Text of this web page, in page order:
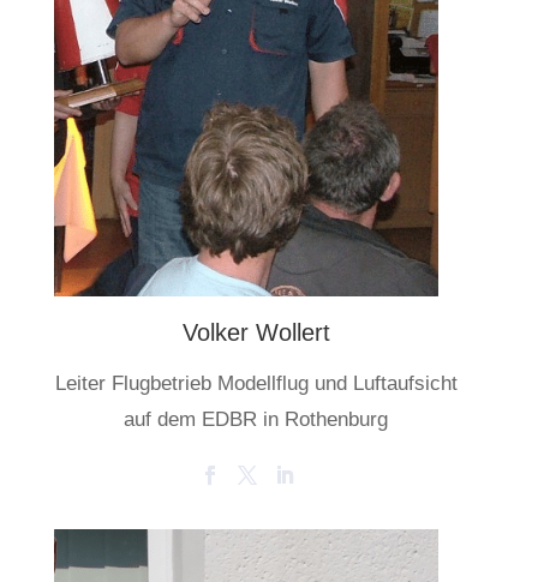
Volker Wollert
Leiter Flugbetrieb Modellflug und Luftaufsicht
auf dem EDBR in Rothenburg